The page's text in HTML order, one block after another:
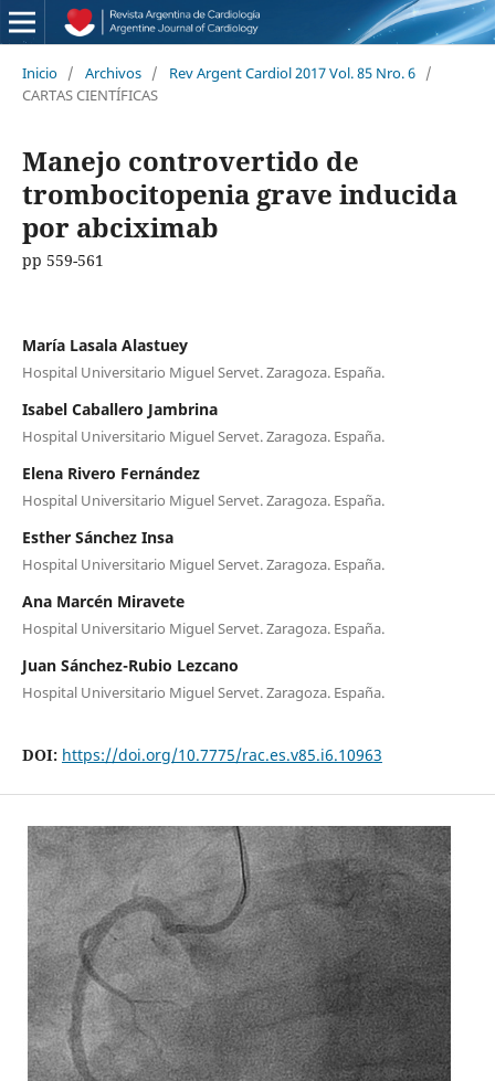
Inicio / Archivos / Rev Argent Cardiol 2017 Vol. 85 Nro. 6 /
CARTAS CIENTÍFICAS
Manejo controvertido de
trombocitopenia grave inducida
por abciximab
pp 559-561
María Lasala Alastuey
Hospital Universitario Miguel Servet. Zaragoza. España.
Isabel Caballero Jambrina
Hospital Universitario Miguel Servet. Zaragoza. España.
Elena Rivero Fernández
Hospital Universitario Miguel Servet. Zaragoza. España.
Esther Sánchez Insa
Hospital Universitario Miguel Servet. Zaragoza. España.
Ana Marcén Miravete
Hospital Universitario Miguel Servet. Zaragoza. España.
Juan Sánchez-Rubio Lezcano
Hospital Universitario Miguel Servet. Zaragoza. España.
DOI: https://doi.org/10.7775/rac.es.v85.i6.10963